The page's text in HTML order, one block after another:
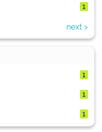
1
next >
1
1
1